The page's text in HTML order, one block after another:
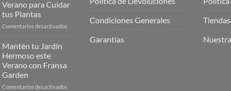
Página
Verano para Cuidar
tus Plantas
Comentarios desactivados
Mantén tu Jardín
Hermoso este
Verano con Fransa
Garden
Comentarios desactivados
Condiciones Generales
Garantías
Tiendas